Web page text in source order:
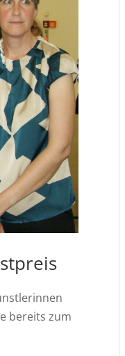
bereits zum